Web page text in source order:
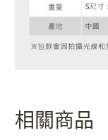
相關商品